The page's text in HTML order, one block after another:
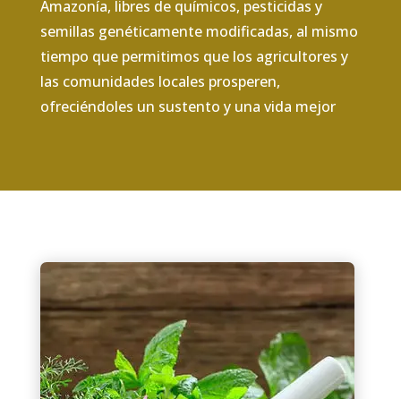
Amazonía, libres de químicos, pesticidas y
semillas genéticamente modificadas, al mismo
tiempo que permitimos que los agricultores y
las comunidades locales prosperen,
ofreciéndoles un sustento y una vida mejor